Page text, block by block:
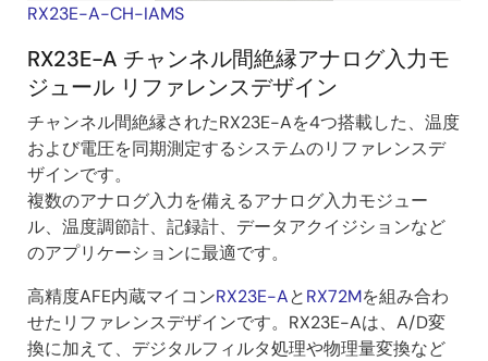
RX23E-A-CH-IAMS
RX23E-A チャンネル間絶縁アナログ入力モ
ジュール リファレンスデザイン
チャンネル間絶縁されたRX23E-Aを4つ搭載した、温度
および電圧を同期測定するシステムのリファレンスデ
ザインです。
複数のアナログ入力を備えるアナログ入力モジュー
ル、温度調節計、記録計、データアクイジションなど
のアプリケーションに最適です。
高精度AFE内蔵マイコンRX23E-AとRX72Mを組み合わ
せたリファレンスデザインです。RX23E-Aは、A/D変
換に加えて、デジタルフィルタ処理や物理量変換など